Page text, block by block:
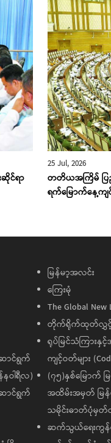
ဆိုင်ရာ
25 Jul, 2026
တတိယအကြိမ် ပ
ရက်မြောက်နေ့ကျ
ာင်ရွက်
နဝါရီလ)
ာင်ရွက်
မြန်မာ့အလင်း
ကြေးမုံ
The Global New
တိုက်ရိုက်ထုတ်လွှင့်မှု
ရုပ်မြင်သံကြား
ကျင့်ဝတ်များ
(၇၅)နှစ်မြော
အထိမ်းအမှတ် မြန်မ
သမိုင်းဓာတ်ပုံမှတ်
ဆက်သွယ်ရေးကွန်